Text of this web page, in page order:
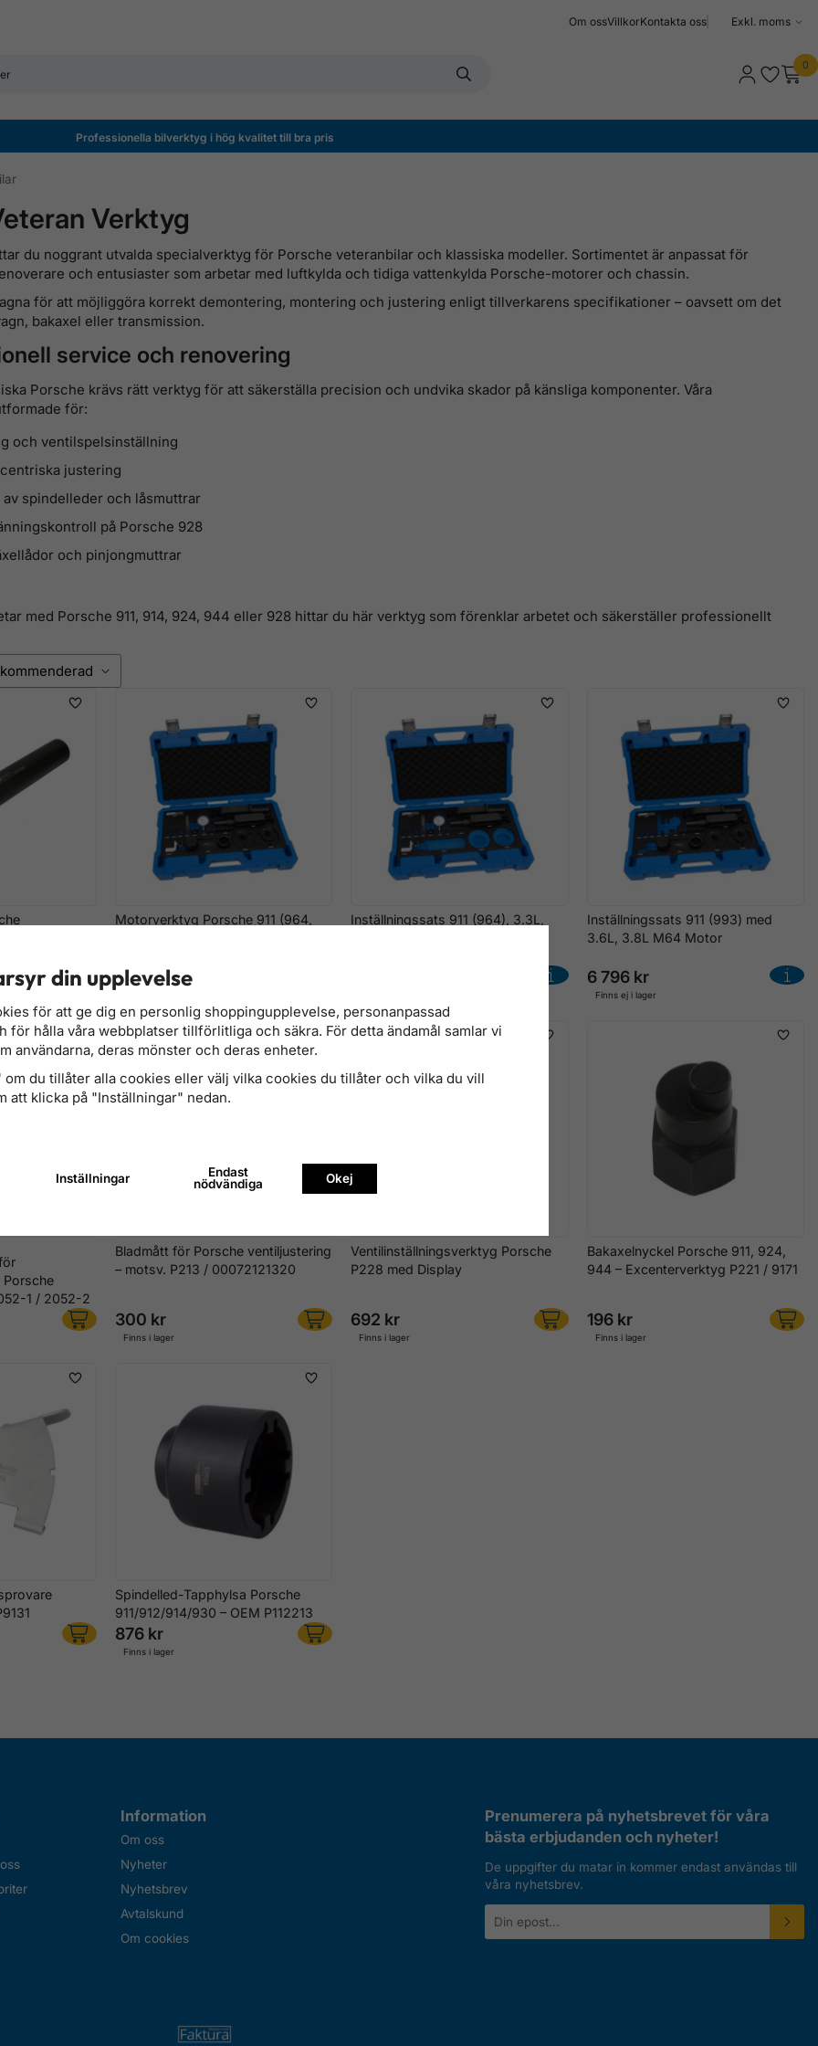
Om ossVillkorKontakta oss
Välj
0
Professionella bilverktyg i hög kvalitet till bra pris
Verktyg
du noggrant utvalda specialverktyg för Porsche veteranbilar och klassiska modeller. Sortimentet är anpassat för
och entusiaster som arbetar med luftkylda och tidiga vattenkylda Porsche-motorer och chassin.
för att möjliggöra korrekt demontering, montering och justering enligt tillverkarens specifikationer – oavsett om det
bakaxel eller transmission.
service och renovering
Porsche krävs rätt verktyg för att säkerställa precision och undvika skador på känsliga komponenter. Våra
för:
och ventilspelsinställning
justering
spindelleder och låsmuttrar
på Porsche 928
och pinjongmuttrar
med Porsche 911, 914, 924, 944 eller 928 hittar du här verktyg som förenklar arbetet och säkerställer professionellt
Motorverktyg Porsche 911 (964,
8 716 kr
Inställningssats 911 (964), 3.3L,
Inställningssats 911 (993) med
3.6L, 3.8L M64 Motor
6 796 kr
Finns ej i lager
Porsche
1 / 2052-2
Bladmått för Porsche ventiljustering
– motsv. P213 / 00072121320
300 kr
Finns i lager
Ventilinställningsverktyg Porsche
P228 med Display
692 kr
Finns i lager
Bakaxelnyckel Porsche 911, 924,
944 – Excenterverktyg P221 / 9171
196 kr
Finns i lager
Spindelled-Tapphylsa Porsche
911/912/914/930 – OEM P112213
876 kr
Finns i lager
Information
Om oss
Nyheter
Nyhetsbrev
Avtalskund
Om cookies
Prenumerera på nyhetsbrevet för våra
bästa erbjudanden och nyheter!
De uppgifter du matar in kommer endast användas till
våra nyhetsbrev.
postadress
din upplevelse
för att ge dig en personlig shoppingupplevelse, personanpassad
för hålla våra webbplatser tillförlitliga och säkra. För detta ändamål samlar vi
användarna, deras mönster och deras enheter.
om du tillåter alla cookies eller välj vilka cookies du tillåter och vilka du vill
att klicka på "Inställningar" nedan.
Inställningar
Endast
nödvändiga
Okej